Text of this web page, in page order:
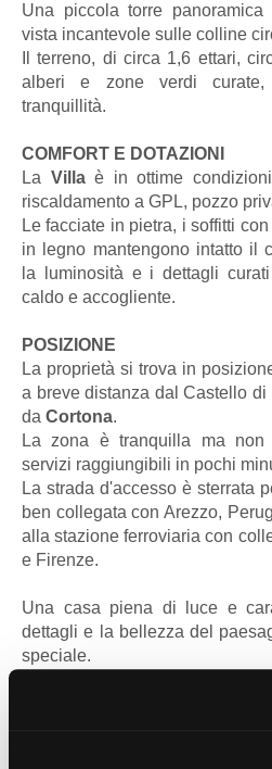
Una piccola torre
vista incantevole sulle colline
Il terreno, di circa 1,6 ettari,
alberi e zone verdi curate,
tranquillità.
COMFORT E DOTAZIONI
La Villaè in ottime
riscaldamento a GPL, pozzo
Le facciate in pietra, i soffitti
in legno mantengono intatto il
la luminosità e i dettagli
caldo e accogliente.
POSIZIONE
La proprietà si trova in
a breve distanza dal Castello
da Cortona.
La zona è tranquilla ma
servizi raggiungibili in pochi
La strada d'accesso è sterrata
ben collegata con Arezzo,
alla stazione ferroviaria con
e Firenze.
Una casa piena di luce e
dettagli e la bellezza del
speciale.